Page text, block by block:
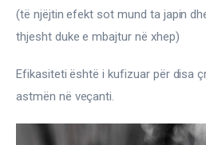
Semundjet e zemres
(të njëjtin efekt sot mund ta japin
thjesht duke e mbajtur në xhep)
Efikasiteti është i kufizuar për disa
astmën në veçanti.